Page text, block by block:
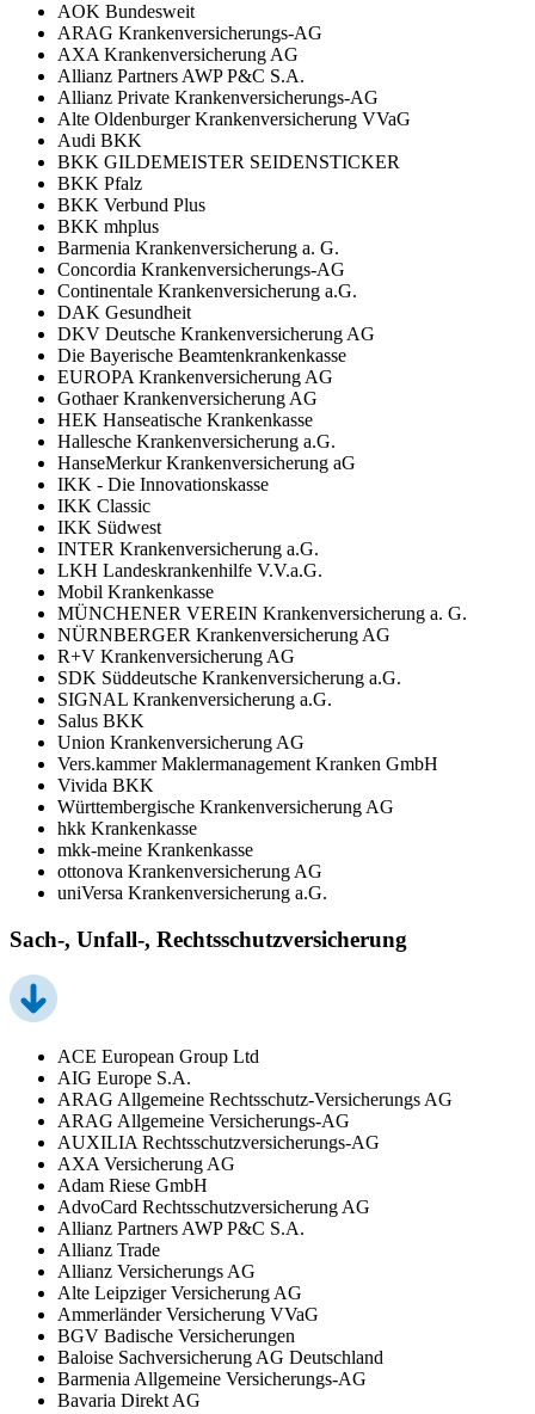
AOK Bundesweit
ARAG Krankenversicherungs-AG
AXA Krankenversicherung AG
Allianz Partners AWP P&C S.A.
Allianz Private Krankenversicherungs-AG
Alte Oldenburger Krankenversicherung VVaG
Audi BKK
BKK GILDEMEISTER SEIDENSTICKER
BKK Pfalz
BKK Verbund Plus
BKK mhplus
Barmenia Krankenversicherung a. G.
Concordia Krankenversicherungs-AG
Continentale Krankenversicherung a.G.
DAK Gesundheit
DKV Deutsche Krankenversicherung AG
Die Bayerische Beamtenkrankenkasse
EUROPA Krankenversicherung AG
Gothaer Krankenversicherung AG
HEK Hanseatische Krankenkasse
Hallesche Krankenversicherung a.G.
HanseMerkur Krankenversicherung aG
IKK - Die Innovationskasse
IKK Classic
IKK Südwest
INTER Krankenversicherung a.G.
LKH Landeskrankenhilfe V.V.a.G.
Mobil Krankenkasse
MÜNCHENER VEREIN Krankenversicherung a. G.
NÜRNBERGER Krankenversicherung AG
R+V Krankenversicherung AG
SDK Süddeutsche Krankenversicherung a.G.
SIGNAL Krankenversicherung a.G.
Salus BKK
Union Krankenversicherung AG
Vers.kammer Maklermanagement Kranken GmbH
Vivida BKK
Württembergische Krankenversicherung AG
hkk Krankenkasse
mkk-meine Krankenkasse
ottonova Krankenversicherung AG
uniVersa Krankenversicherung a.G.
Sach-, Unfall-, Rechtsschutzversicherung
ACE European Group Ltd
AIG Europe S.A.
ARAG Allgemeine Rechtsschutz-Versicherungs AG
ARAG Allgemeine Versicherungs-AG
AUXILIA Rechtsschutzversicherungs-AG
AXA Versicherung AG
Adam Riese GmbH
AdvoCard Rechtsschutzversicherung AG
Allianz Partners AWP P&C S.A.
Allianz Trade
Allianz Versicherungs AG
Alte Leipziger Versicherung AG
Ammerländer Versicherung VVaG
BGV Badische Versicherungen
Baloise Sachversicherung AG Deutschland
Barmenia Allgemeine Versicherungs-AG
Bavaria Direkt AG